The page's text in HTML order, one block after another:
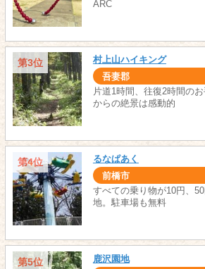
ARC
第3位 村上山ハイキング
吾妻郡
片道1時間、往復2時間の
からの絶景は感動的
第4位 るなぱあく
前橋市
すべての乗り物が10円、
地。駐車場も無料
第5位 鹿沢園地